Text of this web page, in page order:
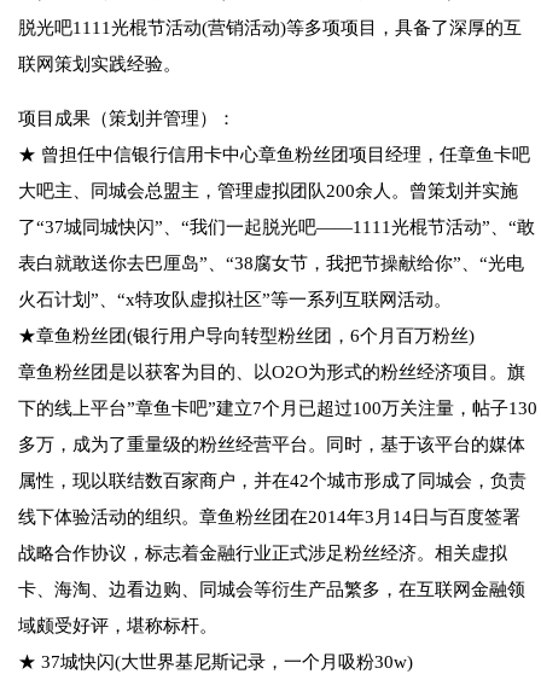
脱光吧1111光棍节活动(营销活动)等多项项目，具备了深厚的互
联网策划实践经验。
项目成果（策划并管理）：
★ 曾担任中信银行信用卡中心章鱼粉丝团项目经理，任章鱼卡吧
大吧主、同城会总盟主，管理虚拟团队200余人。曾策划并实施
了“37城同城快闪”、“我们一起脱光吧——1111光棍节活动”、“敢
表白就敢送你去巴厘岛”、“38腐女节，我把节操献给你”、“光电
火石计划”、“x特攻队虚拟社区”等一系列互联网活动。
★章鱼粉丝团(银行用户导向转型粉丝团，6个月百万粉丝)
章鱼粉丝团是以获客为目的、以O2O为形式的粉丝经济项目。旗
下的线上平台”章鱼卡吧”建立7个月已超过100万关注量，帖子130
多万，成为了重量级的粉丝经营平台。同时，基于该平台的媒体
属性，现以联结数百家商户，并在42个城市形成了同城会，负责
线下体验活动的组织。章鱼粉丝团在2014年3月14日与百度签署
战略合作协议，标志着金融行业正式涉足粉丝经济。相关虚拟
卡、海淘、边看边购、同城会等衍生产品繁多，在互联网金融领
域颇受好评，堪称标杆。
★ 37城快闪(大世界基尼斯记录，一个月吸粉30w)